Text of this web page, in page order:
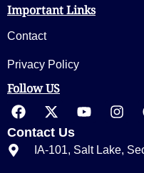
Important Links
Contact
Privacy Policy
Follow US
Contact Us
IA-101, Salt Lake,